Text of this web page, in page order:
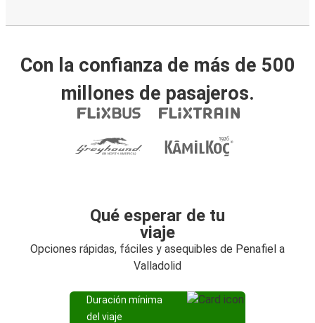
Con la confianza de más de 500
millones de pasajeros.
Qué esperar de tu
viaje
Opciones rápidas, fáciles y asequibles de Penafiel a
Valladolid
Duración mínima
del viaje